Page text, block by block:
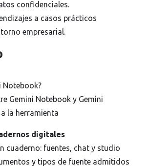
confidenciales.
a casos prácticos
empresarial.
Notebook?
Gemini Notebook y Gemini
la herramienta
digitales
cuaderno: fuentes, chat y studio
y tipos de fuente admitidos